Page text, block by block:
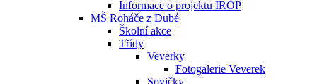
Informace o projektu IROP
MŠ Roháče z Dubé
Školní akce
Třídy
Veverky
Fotogalerie Veverek
Sovičky